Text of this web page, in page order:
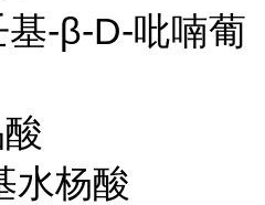
-β-D-吡喃葡
水杨酸